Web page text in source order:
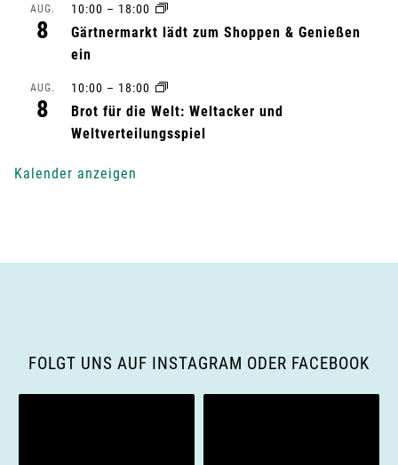
-
a
AUG.
8
10:00 – 18:00
Gärtnermarkt lädt zum Shoppen & Genießen
ein
AUG.
8
10:00 – 18:00
Brot für die Welt: Weltacker und
Weltverteilungsspiel
Kalender anzeigen
FOLGT UNS AUF INSTAGRAM ODER FACEBOOK